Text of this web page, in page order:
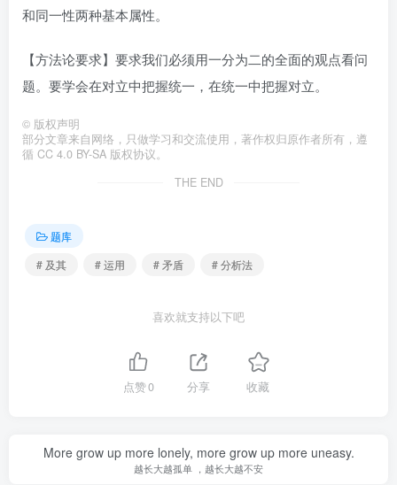
和同一性两种基本属性。
【方法论要求】要求我们必须用一分为二的全面的观点看问
题。要学会在对立中把握统一，在统一中把握对立。
© 版权声明
部分文章来自网络，只做学习和交流使用，著作权归原作者所有，遵
循 CC 4.0 BY-SA 版权协议。
THE END
题库
# 及其
# 运用 # 矛盾 # 分析法
喜欢就支持以下吧
点赞0 分享 收藏
More grow up more lonely, more grow up more uneasy.
越长大越孤单 ，越长大越不安